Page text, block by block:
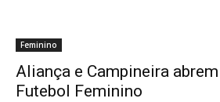
Feminino
Aliança e Campineira
Futebol Feminino